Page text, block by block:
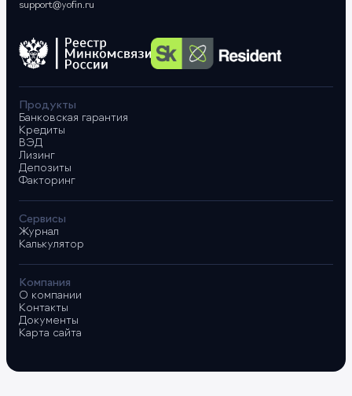
support@yofin.ru
Продукты
Банковская гарантия
Кредиты
ВЭД
Лизинг
Депозиты
Факторинг
Сервисы
Журнал
Калькулятор
Компания
О компании
Контакты
Документы
Карта сайта